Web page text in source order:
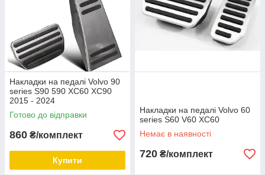
Накладки на педалі Volvo 90
series S90 590 XC60 XC90
2015 - 2024
Готово до відправки
860 ₴/комплект
Купити
Накладки на педалі Volvo 60
series S60 V60 XC60
Немає в наявності
720 ₴/комплект